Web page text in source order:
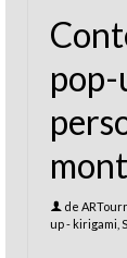
pop-
de
up - kirigami